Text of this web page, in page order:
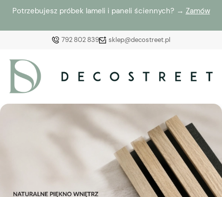
Potrzebujesz próbek lameli i paneli ściennych? → Zamów
792 802 839 sklep@decostreet.pl
Załóż konto
Wybierz coś dla siebie z naszej aktualnej oferty lub
zaloguj się, aby przywrócić dodane produkty do listy
z poprzedniej sesji.